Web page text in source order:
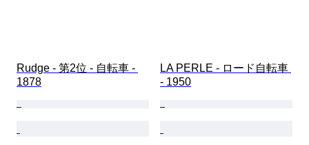
Rudge - 第2位 - 自転車 -
1878
LA PERLE - ロード自転車
- 1950